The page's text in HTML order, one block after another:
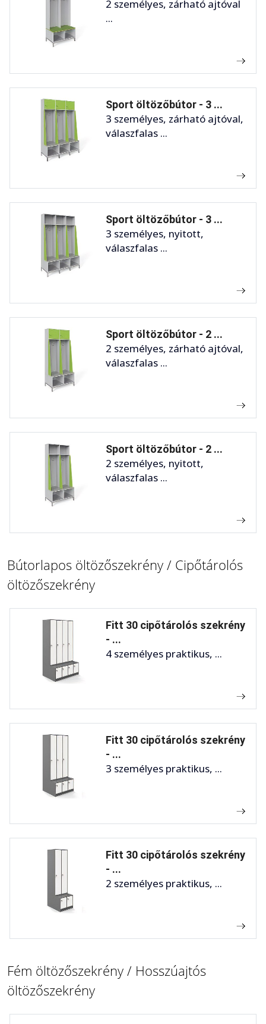
2 személyes, zárható ajtóval
...
Sport öltözőbútor - 3 ...
3 személyes, zárható ajtóval,
válaszfalas ...
Sport öltözőbútor - 3 ...
3 személyes, nyitott,
válaszfalas ...
Sport öltözőbútor - 2 ...
2 személyes, zárható ajtóval,
válaszfalas ...
Sport öltözőbútor - 2 ...
2 személyes, nyitott,
válaszfalas ...
Bútorlapos öltözőszekrény / Cipőtárolós
öltözőszekrény
Fitt 30 cipőtárolós szekrény
- ...
4 személyes praktikus, ...
Fitt 30 cipőtárolós szekrény
- ...
3 személyes praktikus, ...
Fitt 30 cipőtárolós szekrény
- ...
2 személyes praktikus, ...
Fém öltözőszekrény / Hosszúajtós
öltözőszekrény